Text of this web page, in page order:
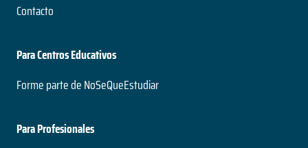
Contacto
Para Centros Educativos
Forme parte de NoSeQueEstudiar
Para Profesionales